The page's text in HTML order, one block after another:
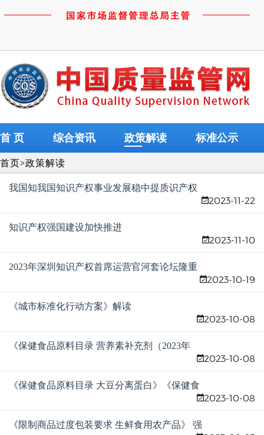
首 页 综合资讯 政策解读 标准公示
首页>政策解读
我国知我国知识产权事业发展稳中提质识产权
2023-11-22
知识产权强国建设加快推进
2023-11-10
2023年深圳知识产权首席运营官河套论坛隆重
2023-10-19
《城市标准化行动方案》解读
2023-10-08
《保健食品原料目录 营养素补充剂（2023年
2023-10-08
《保健食品原料目录 大豆分离蛋白》《保健食
2023-10-08
《限制商品过度包装要求 生鲜食用农产品》 强